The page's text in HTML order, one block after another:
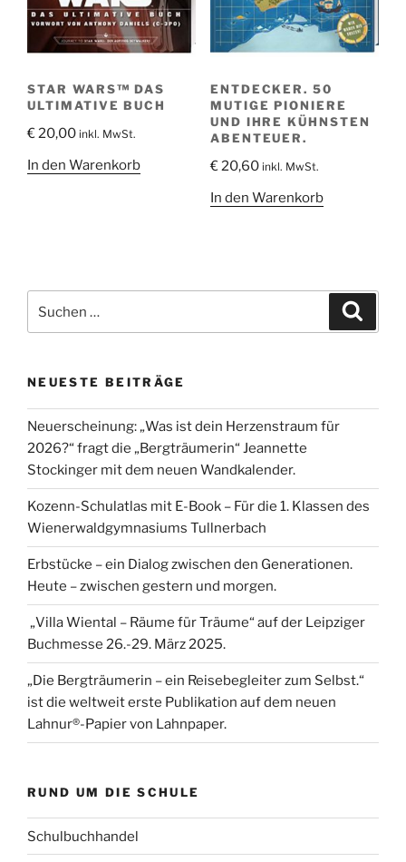
STAR WARS™ DAS
ULTIMATIVE BUCH
€20,00 inkl. MwSt.
In den Warenkorb
ENTDECKER. 50
MUTIGE PIONIERE
UND IHRE KÜHNSTEN
ABENTEUER.
€20,60 inkl. MwSt.
In den Warenkorb
nach:
NEUESTE BEITRÄGE
Neuerscheinung: „Was ist dein Herzenstraum für
2026?“ fragt die „Bergträumerin“ Jeannette
Stockinger mit dem neuen Wandkalender.
Kozenn-Schulatlas mit E-Book – Für die 1. Klassen des
Wienerwaldgymnasiums Tullnerbach
Erbstücke – ein Dialog zwischen den Generationen.
Heute – zwischen gestern und morgen.
„Villa Wiental – Räume für Träume“ auf der Leipziger
Buchmesse 26.-29. März 2025.
„Die Bergträumerin – ein Reisebegleiter zum Selbst.“
ist die weltweit erste Publikation auf dem neuen
Lahnur®-Papier von Lahnpaper.
RUND UM DIE SCHULE
Schulbuchhandel